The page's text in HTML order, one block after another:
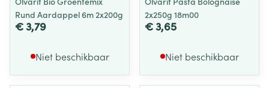
Rund Aardappel 6m 2x200g
€ 3,79
Niet beschikbaar
2x250g 18m00
€ 3,65
Niet beschikbaar